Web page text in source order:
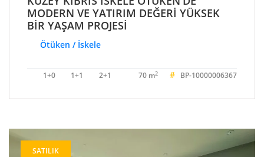
MODERN VE YATIRIM DEĞERİ YÜKSEK
BİR YAŞAM PROJESİ
Ötüken / İskele
1+0 1+1 2+1 70 m2 # BP-10000006367
SATILIK